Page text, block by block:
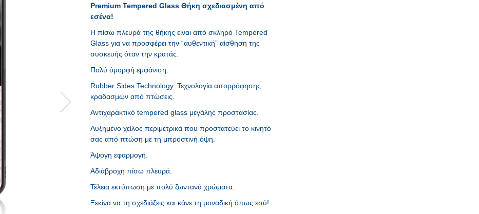
Premium Tempered Glass Θήκη σχεδιασμένη από
εσένα!
Η πίσω πλευρά της θήκης είναι από σκληρό Tempered
Glass για να προσφέρει την “αυθεντική” αίσθηση της
συσκευής όταν την κρατάς.
Πολύ όμορφή εμφάνιση.
Rubber Sides Technology. Τεχνολογία απορρόφησης
κραδασμών από πτώσεις.
Αντιχαρακτικό tempered glass μεγάλης προστασίας.
Αυξημένο χείλος περιμετρικά που προστατεύει το κινητό
σας από πτώση με τη μπροστινή όψη.
Άψογη εφαρμογή.
Αδιάβροχη πίσω πλευρά.
Τέλεια εκτύπωση με πολύ ζωντανά χρώματα.
Ξεκίνα να τη σχεδιάζεις και κάνε τη μοναδική όπως εσύ!